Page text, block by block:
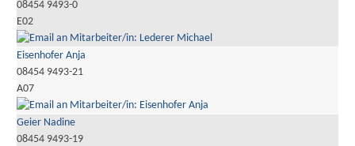
08454 9493-0
E02
Eisenhofer Anja
08454 9493-21
A07
Geier Nadine
08454 9493-19